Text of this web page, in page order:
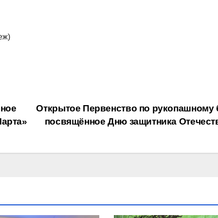
Открытое Первенство по рукопашному
посвящённое Дню защитника